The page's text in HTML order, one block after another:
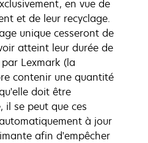
en vue de
et de leur recyclage.
unique cesseront de
atteint leur durée de
Lexmark (la
contenir une quantité
doit être
il se peut que ces
à jour
afin d'empêcher